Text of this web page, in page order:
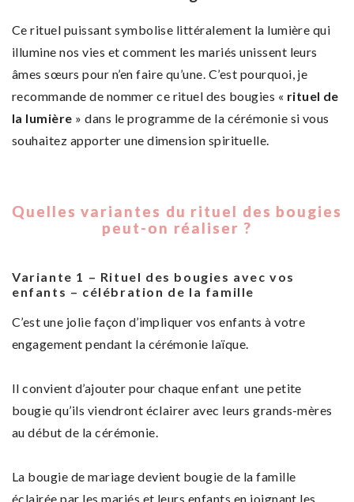
Ce rituel puissant symbolise littéralement la lumière qui
illumine nos vies et comment les mariés unissent leurs
âmes sœurs pour n’en faire qu’une. C’est pourquoi, je
recommande de nommer ce rituel des bougies « rituel de
la lumière » dans le programme de la cérémonie si vous
souhaitez apporter une dimension spirituelle.
Quelles variantes du rituel des bougies
peut-on réaliser ?
Variante 1 – Rituel des bougies avec vos
enfants – célébration de la famille
C’est une jolie façon d’impliquer vos enfants à votre
engagement pendant la cérémonie laïque.
Il convient d’ajouter pour chaque enfant une petite
bougie qu’ils viendront éclairer avec leurs grands-mères
au début de la cérémonie.
La bougie de mariage devient bougie de la famille
éclairée par les mariés et leurs enfants en joignant les